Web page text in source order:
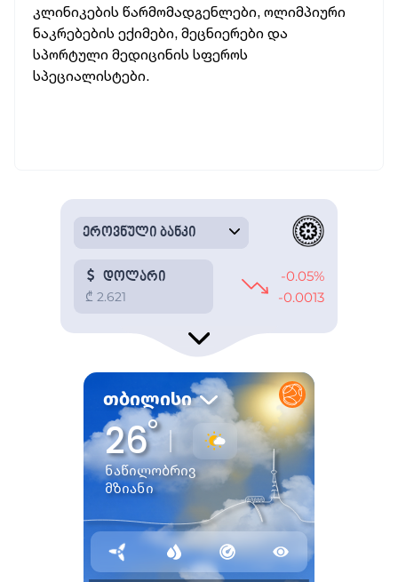
კლინიკების წარმომადგენლები, ოლიმპიური
ნაკრებების ექიმები, მეცნიერები და
სპორტული მედიცინის სფეროს
სპეციალისტები.